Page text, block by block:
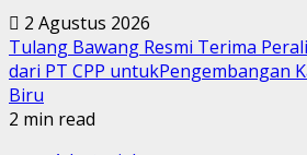
2 Agustus 2026
Tulang Bawang Resmi Terima
dari PT CPP untukPengembangan
Biru
2 min read